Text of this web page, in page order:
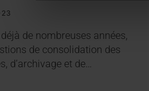
de nombreuses années,
de consolidation des
d’archivage et de…